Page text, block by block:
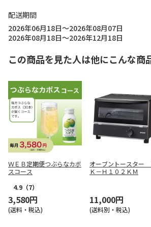
配送期間
2026年06月18日～2026年08月07日
2026年08月18日～2026年12月18日
この商品を見た人は他にこんな商
ＷＥＢ定期便つぶらなカボ
スコース
4.9 （7）
3,580円
(送料・税込)
オーブントースター
Ｋ－Ｈ１０２ＫＭ
11,000円
(送料別・税込)